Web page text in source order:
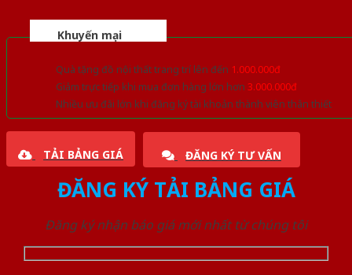
Khuyến mại
Quà tặng đồ nội thất trang trí lên đến 1.000.000đ
Giảm trực tiếp khi mua đơn hàng lớn hơn 3.000.000đ
Nhiều ưu đãi lớn khi đăng ký tài khoản thành viên thân thiết
TẢI BẢNG GIÁ ĐĂNG KÝ TƯ VẤN
ĐĂNG KÝ TẢI BẢNG GIÁ
Đăng ký nhận báo giá mới nhất từ chúng tôi